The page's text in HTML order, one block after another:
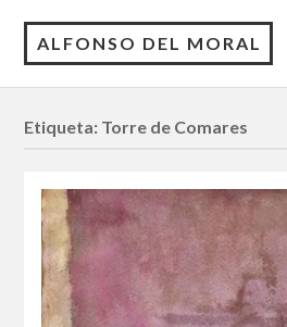
ALFONSO DEL MORAL
Etiqueta: Torre de Comares